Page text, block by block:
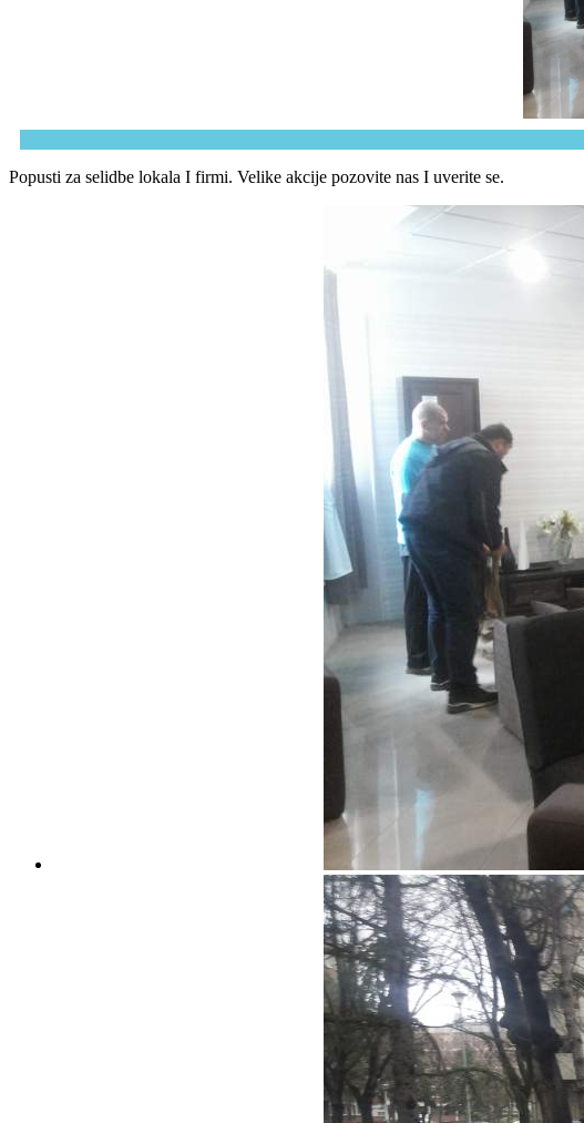
Popusti za selidbe lokala I firmi. Velike akcije pozovite nas I uverite se.